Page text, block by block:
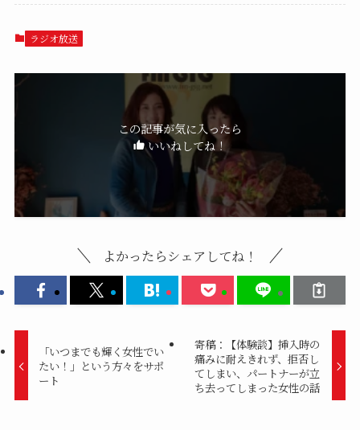
ラジオ放送
この記事が気に入ったら
いいねしてね！
よかったらシェアしてね！
「いつまでも輝く女性でい
たい！」という方々をサポ
ート
寄稿：【体験談】挿入時の
痛みに耐えきれず、拒否し
てしまい、パートナーが立
ち去ってしまった女性の話